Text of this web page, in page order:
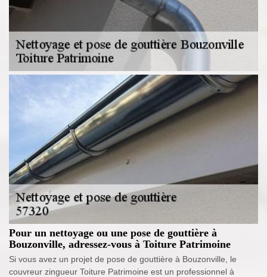
Pour un nettoyage ou une pose de gouttière à
Bouzonville, adressez-vous à Toiture Patrimoine
Si vous avez un projet de pose de gouttière à Bouzonville, le
couvreur zingueur Toiture Patrimoine est un professionnel à